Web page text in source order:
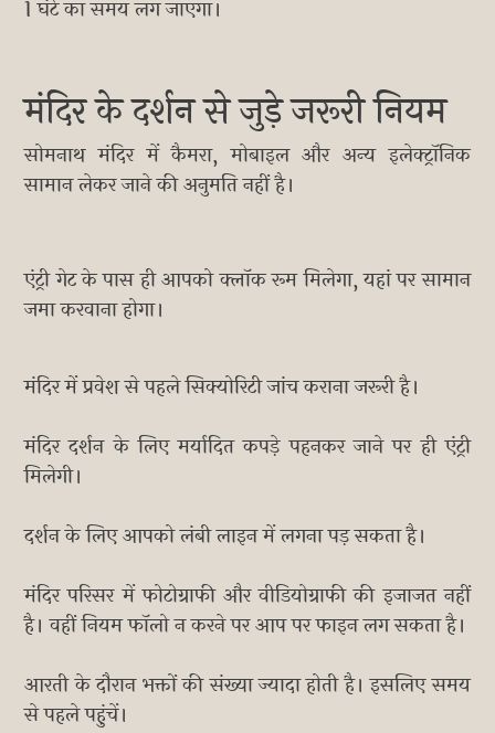
1 घंटे का समय लग जाएगा।
मंदिर के दर्शन से जुड़े जरूरी नियम
सोमनाथ मंदिर में कैमरा, मोबाइल और अन्य इलेक्ट्रॉनिक
सामान लेकर जाने की अनुमति नहीं है।
एंट्री गेट के पास ही आपको क्लॉक रूम मिलेगा, यहां पर सामान
जमा करवाना होगा।
मंदिर में प्रवेश से पहले सिक्योरिटी जांच कराना जरूरी है।
मंदिर दर्शन के लिए मर्यादित कपड़े पहनकर जाने पर ही एंट्री
मिलेगी।
दर्शन के लिए आपको लंबी लाइन में लगना पड़ सकता है।
मंदिर परिसर में फोटोग्राफी और वीडियोग्राफी की इजाजत नहीं
है। वहीं नियम फॉलो न करने पर आप पर फाइन लग सकता है।
आरती के दौरान भक्तों की संख्या ज्यादा होती है। इसलिए समय
से पहले पहुंचें।